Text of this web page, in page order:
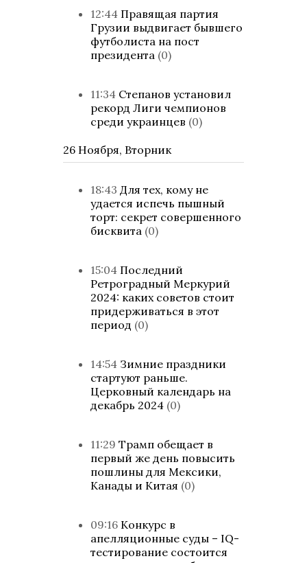
12:44 Правящая партия
Грузии выдвигает бывшего
футболиста на пост
президента (0)
11:34 Степанов установил
рекорд Лиги чемпионов
среди украинцев (0)
26 Ноября, Вторник
18:43 Для тех, кому не
удается испечь пышный
торт: секрет совершенного
бисквита (0)
15:04 Последний
Ретроградный Меркурий
2024: каких советов стоит
придерживаться в этот
период (0)
14:54 Зимние праздники
стартуют раньше.
Церковный календарь на
декабрь 2024 (0)
11:29 Трамп обещает в
первый же день повысить
пошлины для Мексики,
Канады и Китая (0)
09:16 Конкурс в
апелляционные суды – IQ-
тестирование состоится